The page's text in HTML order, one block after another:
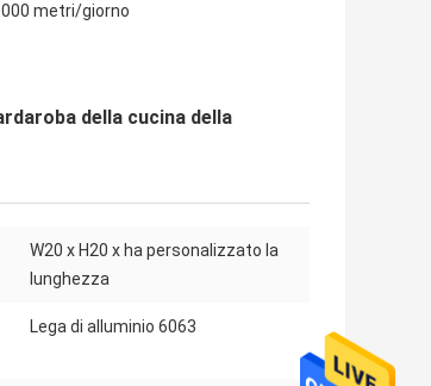
metri/giorno
della cucina della
W20 x H20 x ha personalizzato la
lunghezza
Lega di alluminio 6063